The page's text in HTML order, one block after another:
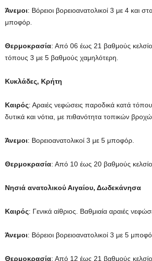
Άνεμοι: Βόρειοι βορειοανατολικοί 3 με 4 και
μποφόρ.
Θερμοκρασία: Από 06 έως 21 βαθμούς
τόπους 3 με 5 βαθμούς χαμηλότερη.
Κυκλάδες, Κρήτη
Καιρός: Αραιές νεφώσεις παροδικά κατά
δυτικά και νότια, με πιθανότητα τοπικών
Άνεμοι: Βορειοανατολικοί 3 με 5 μποφόρ.
Θερμοκρασία: Από 10 έως 20 βαθμούς
Νησιά ανατολικού Αιγαίου, Δωδεκάνησα
Καιρός: Γενικά αίθριος. Βαθμιαία αραιές
Άνεμοι: Βόρειοι βορειοανατολικοί 3 με 5
Θερμοκρασία: Από 12 έως 21 βαθμούς